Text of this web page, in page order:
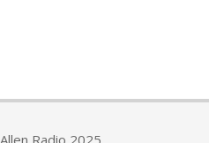
Allen Radio 2025